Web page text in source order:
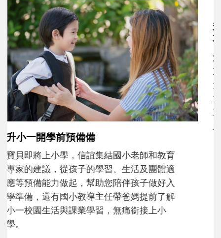
和孩子一起長大的那個男人│讀懂父親的
不同模樣
沒有人天生就擅長當爸爸！男人總是在一次
次「前所未有」的體驗中，跟著孩子一起長
大。從給予安全感的肢體遊戲，到獨立自
主、角色認同及解決問題的能力養成。爸爸